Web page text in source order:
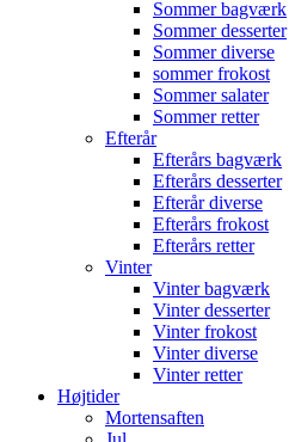
Sommer bagværk
Sommer desserter
Sommer diverse
sommer frokost
Sommer salater
Sommer retter
Efterår
Efterårs bagværk
Efterårs desserter
Efterår diverse
Efterårs frokost
Efterårs retter
Vinter
Vinter bagværk
Vinter desserter
Vinter frokost
Vinter diverse
Vinter retter
Højtider
Mortensaften